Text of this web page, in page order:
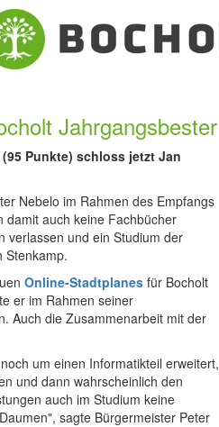
Jahrgangsbester
Punkte) schloss jetzt Jan
Nebelo im Rahmen des Empfangs
damit auch keine Fachbücher
verlassen und ein Studium der
Stenkamp.
Online-Stadtplanes für Bocholt
er im Rahmen seiner
Auch die Zusammenarbeit mit der
um einen Informatikteil erweitert,
und dann wahrscheinlich den
auch im Studium keine
sagte Bürgermeister Peter